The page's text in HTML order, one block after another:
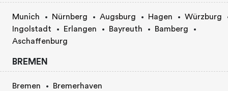
Munich Nürnberg Augsburg Hagen
Würzburg
Ingolstadt
Erlangen Bayreuth
Bamberg
Aschaffenburg
BREMEN
Bremen Bremerhaven